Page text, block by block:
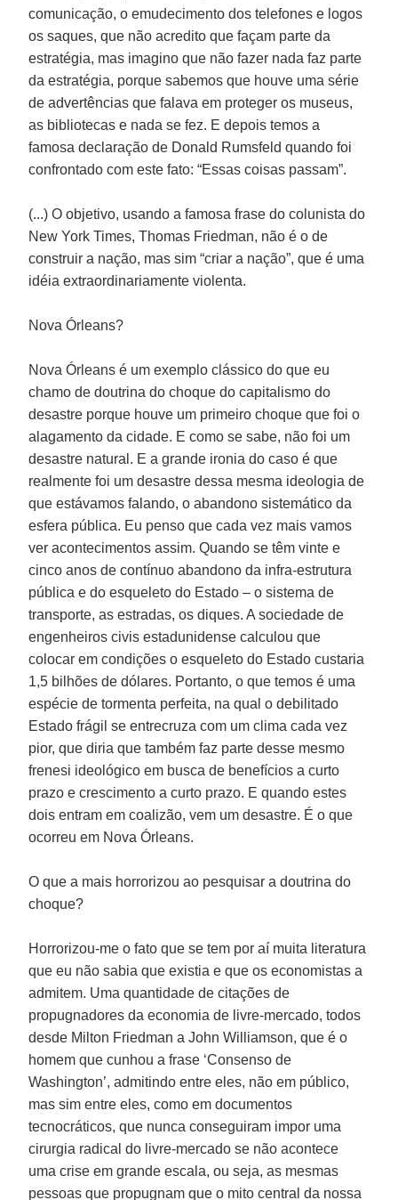
comunicação, o emudecimento dos telefones e logos
os saques, que não acredito que façam parte da
estratégia, mas imagino que não fazer nada faz parte
da estratégia, porque sabemos que houve uma série
de advertências que falava em proteger os museus,
as bibliotecas e nada se fez. E depois temos a
famosa declaração de Donald Rumsfeld quando foi
confrontado com este fato: “Essas coisas passam”.
(...) O objetivo, usando a famosa frase do colunista do
New York Times, Thomas Friedman, não é o de
construir a nação, mas sim “criar a nação”, que é uma
idéia extraordinariamente violenta.
Nova Órleans?
Nova Órleans é um exemplo clássico do que eu
chamo de doutrina do choque do capitalismo do
desastre porque houve um primeiro choque que foi o
alagamento da cidade. E como se sabe, não foi um
desastre natural. E a grande ironia do caso é que
realmente foi um desastre dessa mesma ideologia de
que estávamos falando, o abandono sistemático da
esfera pública. Eu penso que cada vez mais vamos
ver acontecimentos assim. Quando se têm vinte e
cinco anos de contínuo abandono da infra-estrutura
pública e do esqueleto do Estado – o sistema de
transporte, as estradas, os diques. A sociedade de
engenheiros civis estadunidense calculou que
colocar em condições o esqueleto do Estado custaria
1,5 bilhões de dólares. Portanto, o que temos é uma
espécie de tormenta perfeita, na qual o debilitado
Estado frágil se entrecruza com um clima cada vez
pior, que diria que também faz parte desse mesmo
frenesi ideológico em busca de benefícios a curto
prazo e crescimento a curto prazo. E quando estes
dois entram em coalizão, vem um desastre. É o que
ocorreu em Nova Órleans.
O que a mais horrorizou ao pesquisar a doutrina do
choque?
Horrorizou-me o fato que se tem por aí muita literatura
que eu não sabia que existia e que os economistas a
admitem. Uma quantidade de citações de
propugnadores da economia de livre-mercado, todos
desde Milton Friedman a John Williamson, que é o
homem que cunhou a frase ‘Consenso de
Washington’, admitindo entre eles, não em público,
mas sim entre eles, como em documentos
tecnocráticos, que nunca conseguiram impor uma
cirurgia radical do livre-mercado se não acontece
uma crise em grande escala, ou seja, as mesmas
pessoas que propugnam que o mito central da nossa